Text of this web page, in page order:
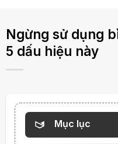
Ngừng sử dụng
5 dấu hiệu này
Mục lục